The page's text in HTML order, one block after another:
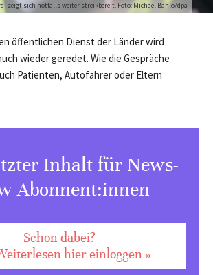
zeigt sich notfalls weiter streikbereit. Foto: Michael Bahlo/dpa
öffentlichen Dienst der Länder wird
wieder geredet. Wie die Gespräche
Patienten, Autofahrer oder Eltern
Inhalt für News-
Abonnent:innen
Schon dabei?
hier einloggen »